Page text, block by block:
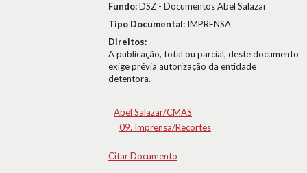
Fundo:DSZ - Documentos Abel Salazar
Tipo Documental: IMPRENSA
Direitos:
A publicação, total ou parcial, deste documento
exige prévia autorização da entidade
detentora.
Abel Salazar/CMAS
09. Imprensa/Recortes
Citar Documento